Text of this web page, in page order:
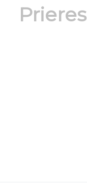
Prieres